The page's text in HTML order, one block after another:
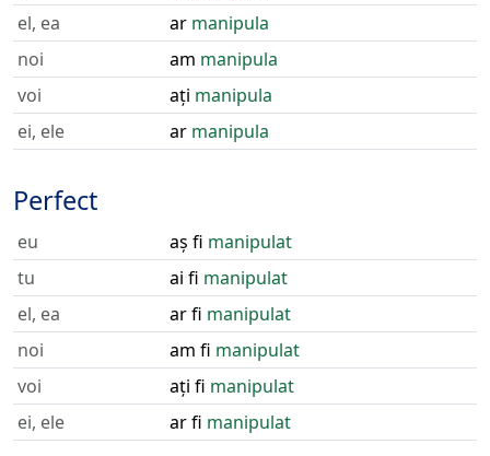
el, ea
ar manipula
noi
am manipula
voi
ați manipula
ei, ele
ar manipula
Perfect
eu aș fi manipulat
tu
ai fi manipulat
el, ea
ar fi manipulat
noi
am fi manipulat
voi
ați fi manipulat
ei, ele
ar fi manipulat